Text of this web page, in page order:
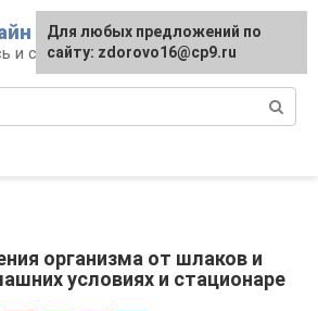
и сейчас
организма от шлаков и
условиях и стационаре
Для любых предложений по
сайту: zdorovo16@cp9.ru